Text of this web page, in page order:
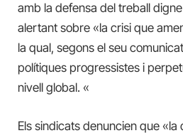
amb la defensa del treball
alertant sobre «la crisi que
la qual, segons el seu
polítiques progressistes i
nivell global. «
Els sindicats denuncien que